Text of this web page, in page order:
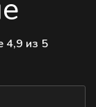
4,9 из 5